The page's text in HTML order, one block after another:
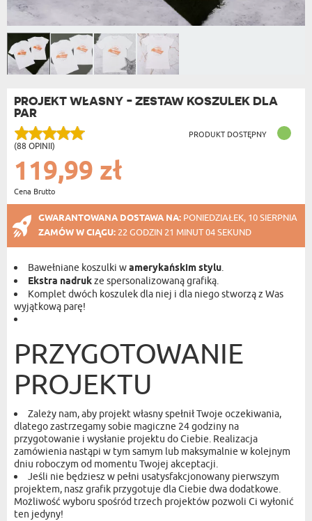
PROJEKT WŁASNY - ZESTAW KOSZULEK DLA
PAR
(88 OPINII)
PRODUKT DOSTĘPNY
119,99 zł
Cena Brutto
GWARANTOWANA DOSTAWA NA: PONIEDZIAŁEK, 10 SIERPNIA
ZAMÓW W CIĄGU: 22 GODZIN 21 MINUT 04 SEKUND
Bawełniane koszulki wamerykańskim stylu.
Ekstra nadrukze spersonalizowaną grafiką.
Komplet dwóch koszulek dla niej i dla niego stworzą z Was
wyjątkową parę!
PRZYGOTOWANIE
PROJEKTU
Zależy nam, aby projekt własny spełnił Twoje oczekiwania,
dlatego zastrzegamy sobie magiczne 24 godziny na
przygotowanie i wysłanie projektu do Ciebie. Realizacja
zamówienia nastąpi w tym samym lub maksymalnie w kolejnym
dniu roboczym od momentu Twojej akceptacji.
Jeśli nie będziesz w pełni usatysfakcjonowany pierwszym
projektem, nasz grafik przygotuje dla Ciebie dwa dodatkowe.
Możliwość wyboru spośród trzech projektów pozwoli Ci wyłonić
ten jedyny!